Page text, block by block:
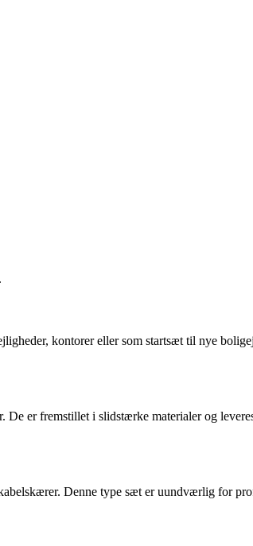
kontorer eller som startsæt til nye
er fremstillet i slidstærke materialer og
Denne type sæt er uundværlig for